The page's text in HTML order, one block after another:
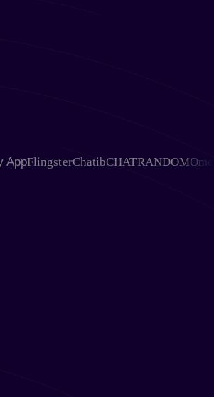
ChatibCHATRANDOMOmeTV